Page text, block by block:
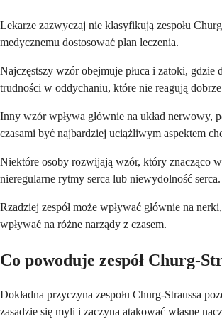
Lekarze zazwyczaj nie klasyfikują zespołu
medycznemu dostosować plan leczenia.
Najczęstszy wzór obejmuje płuca i zatoki,
trudności w oddychaniu, które nie reagują
Inny wzór wpływa głównie na układ nerwowy,
czasami być najbardziej uciążliwym aspektem
Niektóre osoby rozwijają wzór, który znacząco
nieregularne rytmy serca lub niewydolność
Rzadziej zespół może wpływać głównie na
wpływać na różne narządy z czasem.
Co powoduje zespół Churg-
Dokładna przyczyna zespołu Churg-Straussa
zasadzie się myli i zaczyna atakować własne